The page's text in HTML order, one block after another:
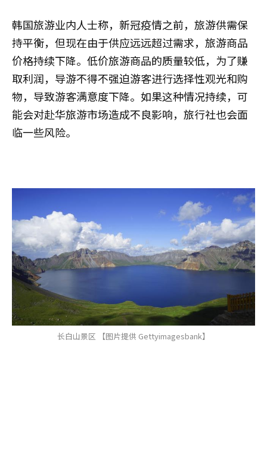
韩国旅游业内人士称，新冠疫情之前，旅游供需保
持平衡，但现在由于供应远远超过需求，旅游商品
价格持续下降。低价旅游商品的质量较低，为了赚
取利润，导游不得不强迫游客进行选择性观光和购
物，导致游客满意度下降。如果这种情况持续，可
能会对赴华旅游市场造成不良影响，旅行社也会面
临一些风险。
长白山景区 【图片提供 Gettyimagesbank】